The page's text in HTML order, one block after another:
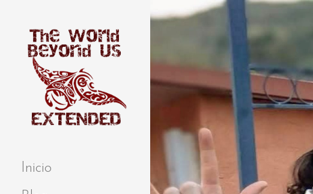
a
a
r
e
BEYOND US
Inicio